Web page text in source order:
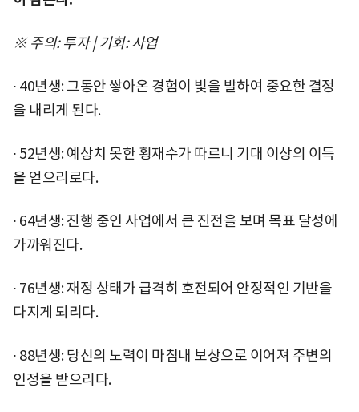
※ 주의: 투자 | 기회: 사업
∙ 40년생: 그동안 쌓아온 경험이 빛을 발하여 중요한 결정
을 내리게 된다.
∙ 52년생: 예상치 못한 횡재수가 따르니 기대 이상의 이득
을 얻으리로다.
∙ 64년생: 진행 중인 사업에서 큰 진전을 보며 목표 달성에
가까워진다.
∙ 76년생: 재정 상태가 급격히 호전되어 안정적인 기반을
다지게 되리다.
∙ 88년생: 당신의 노력이 마침내 보상으로 이어져 주변의
인정을 받으리다.